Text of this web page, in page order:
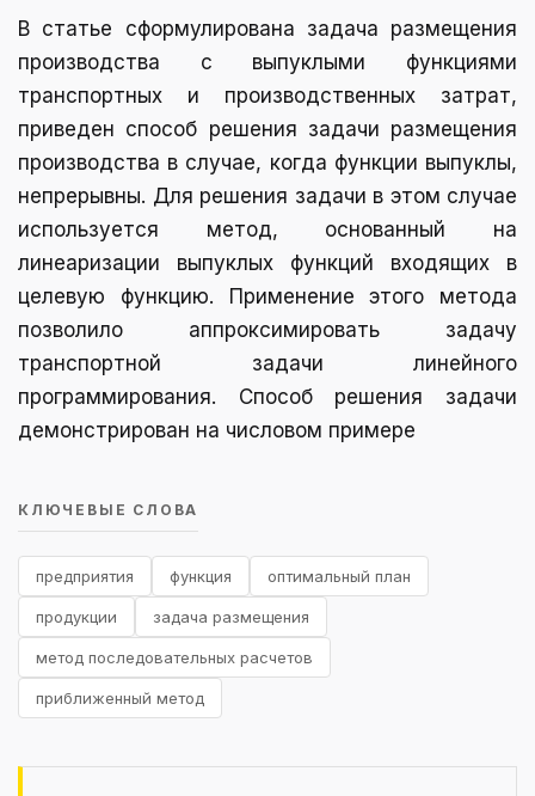
В статье сформулирована задача размещения
производства с выпуклыми функциями
транспортных и производственных затрат,
приведен способ решения задачи размещения
производства в случае, когда функции выпуклы,
непрерывны. Для решения задачи в этом случае
используется метод, основанный на
линеаризации выпуклых функций входящих в
целевую функцию. Применение этого метода
позволило аппроксимировать задачу
транспортной задачи линейного
программирования. Способ решения задачи
демонстрирован на числовом примере
КЛЮЧЕВЫЕ СЛОВА
предприятия функция оптимальный план
продукции задача размещения
метод последовательных расчетов
приближенный метод